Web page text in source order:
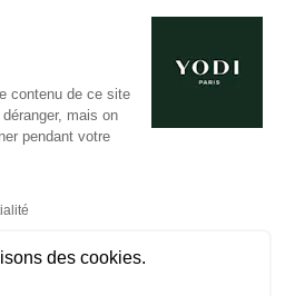
contenu de ce site
mais on
pendant votre
des cookies.